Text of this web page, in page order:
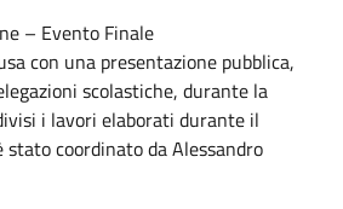
– Evento Finale
con una presentazione pubblica,
scolastiche, durante la
i lavori elaborati durante il
stato coordinato da Alessandro